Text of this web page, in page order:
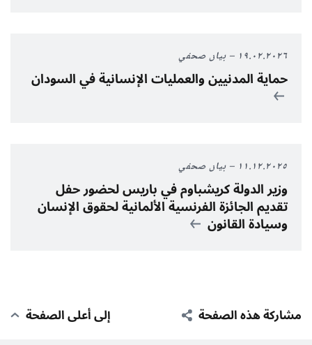
١٩.٠٢.٢٠٢٦ بيان صحفي
حماية المدنيين والعمليات الإنسانية في السودان
١١.١٢.٢٠٢٥ بيان صحفي
وزير الدولة كريشباوم في باريس لحضور حفل
تقديم الجائزة الفرنسية الألمانية لحقوق الإنسان
وسيادة القانون
مشاركة هذه الصفحة إلى أعلى الصفحة